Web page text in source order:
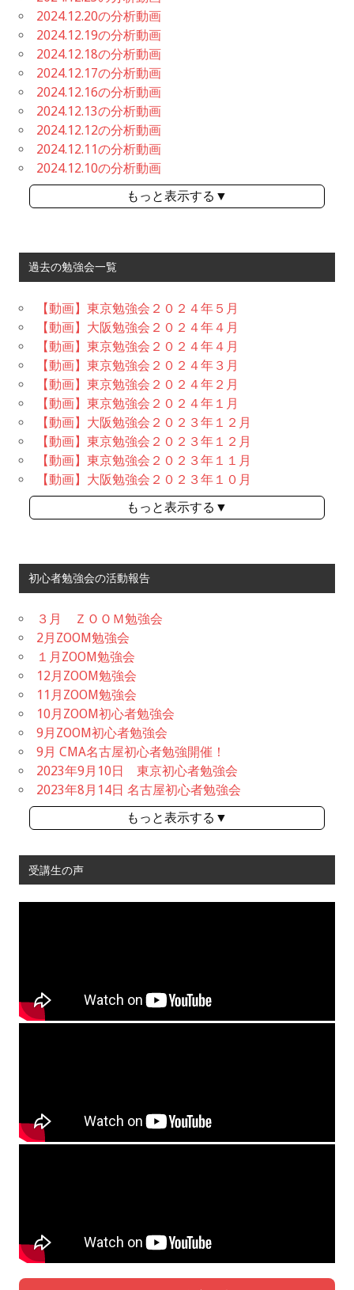
2024.12.20の分析動画
2024.12.19の分析動画
2024.12.18の分析動画
2024.12.17の分析動画
2024.12.16の分析動画
2024.12.13の分析動画
2024.12.12の分析動画
2024.12.11の分析動画
2024.12.10の分析動画
もっと表示する▼
過去の勉強会一覧
【動画】東京勉強会２０２４年５月
【動画】大阪勉強会２０２４年４月
【動画】東京勉強会２０２４年４月
【動画】東京勉強会２０２４年３月
【動画】東京勉強会２０２４年２月
【動画】東京勉強会２０２４年１月
【動画】大阪勉強会２０２３年１２月
【動画】東京勉強会２０２３年１２月
【動画】東京勉強会２０２３年１１月
【動画】大阪勉強会２０２３年１０月
もっと表示する▼
初心者勉強会の活動報告
３月 ＺＯＯＭ勉強会
2月ZOOM勉強会
１月ZOOM勉強会
12月ZOOM勉強会
11月ZOOM勉強会
10月ZOOM初心者勉強会
9月ZOOM初心者勉強会
9月 CMA名古屋初心者勉強開催！
2023年9月10日 東京初心者勉強会
2023年8月14日 名古屋初心者勉強会
もっと表示する▼
受講生の声